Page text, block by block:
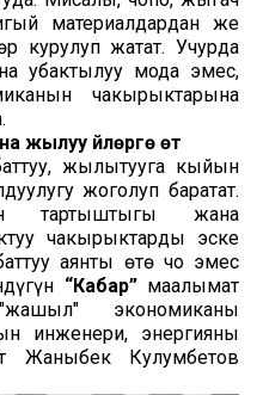
материалдардан же
курулуп жатат. Учурда
убактылуу мода эмес,
чакырыктарына
жылуу үйлөргө өтүү
жылытууга кыйын
жоголуп баратат.
тартыштыгы жана
чакырыктарды эске
аянты өтө чоң эмес
“Кабар”маалымат
экономиканы
инженери, энергияны
Жаныбек Кулумбетов